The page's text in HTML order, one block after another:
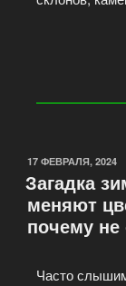
17 ФЕВРАЛЯ, 2024
Загадка
меняют
почему не
Часто